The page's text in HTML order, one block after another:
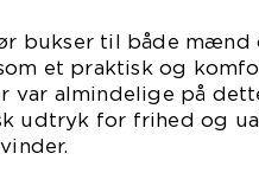
bukser til både
et praktisk og
var almindelige på
udtryk for frihed og